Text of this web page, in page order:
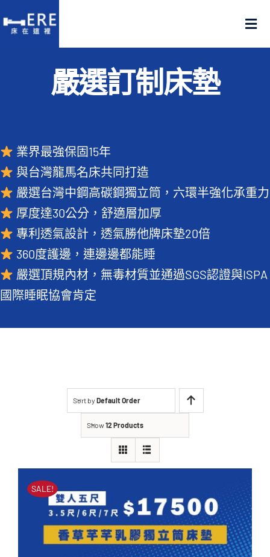
to
認識床在這裡
門市在這裡
名人推薦
好評推薦
品質嚴選
常見QA
嚴選訂制床墊
業界最強保固15年
與台灣龍馬名床共同打造
嚴選台灣中鋼高碳鋼獨立筒，六環半強化承重力
厚度達30公分，舒適層加厚
專利透氣設計，透氣勝他牌床墊20倍
360度護邊，連邊邊都能睡
嚴選頂規內材，無毒材質並通過SGS認證與ISPA
國際睡眠協會肯定
Sort by Default Order
Show12 Products
SALE!